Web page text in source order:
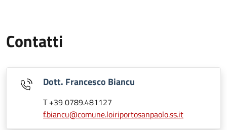
Contatti
Dott. Francesco Biancu
T +39 0789.481127
f.biancu@comune.loiriportosanpaolo.ss.it